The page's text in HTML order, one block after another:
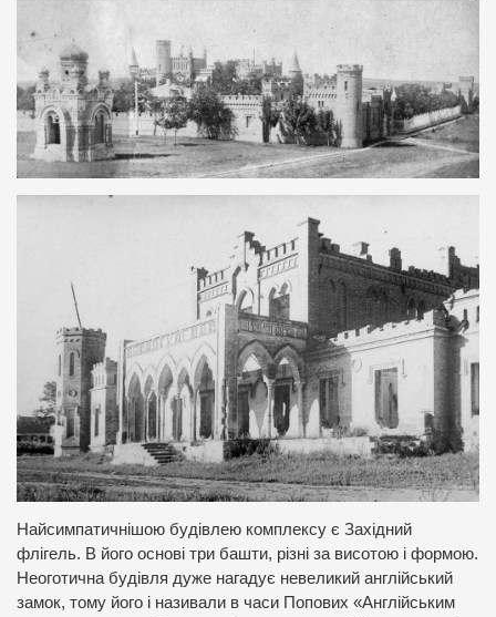
Найсимпатичнішою будівлею комплексу є Західний
флігель. В його основі три башти, різні за висотою і формою.
Неоготична будівля дуже нагадує невеликий англійський
замок, тому його і називали в часи Попових «Англійським